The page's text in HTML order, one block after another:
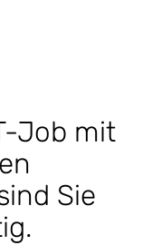
Job mit
Sie